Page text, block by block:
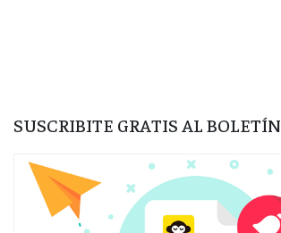
SUSCRIBITE GRATIS AL BOLETÍN